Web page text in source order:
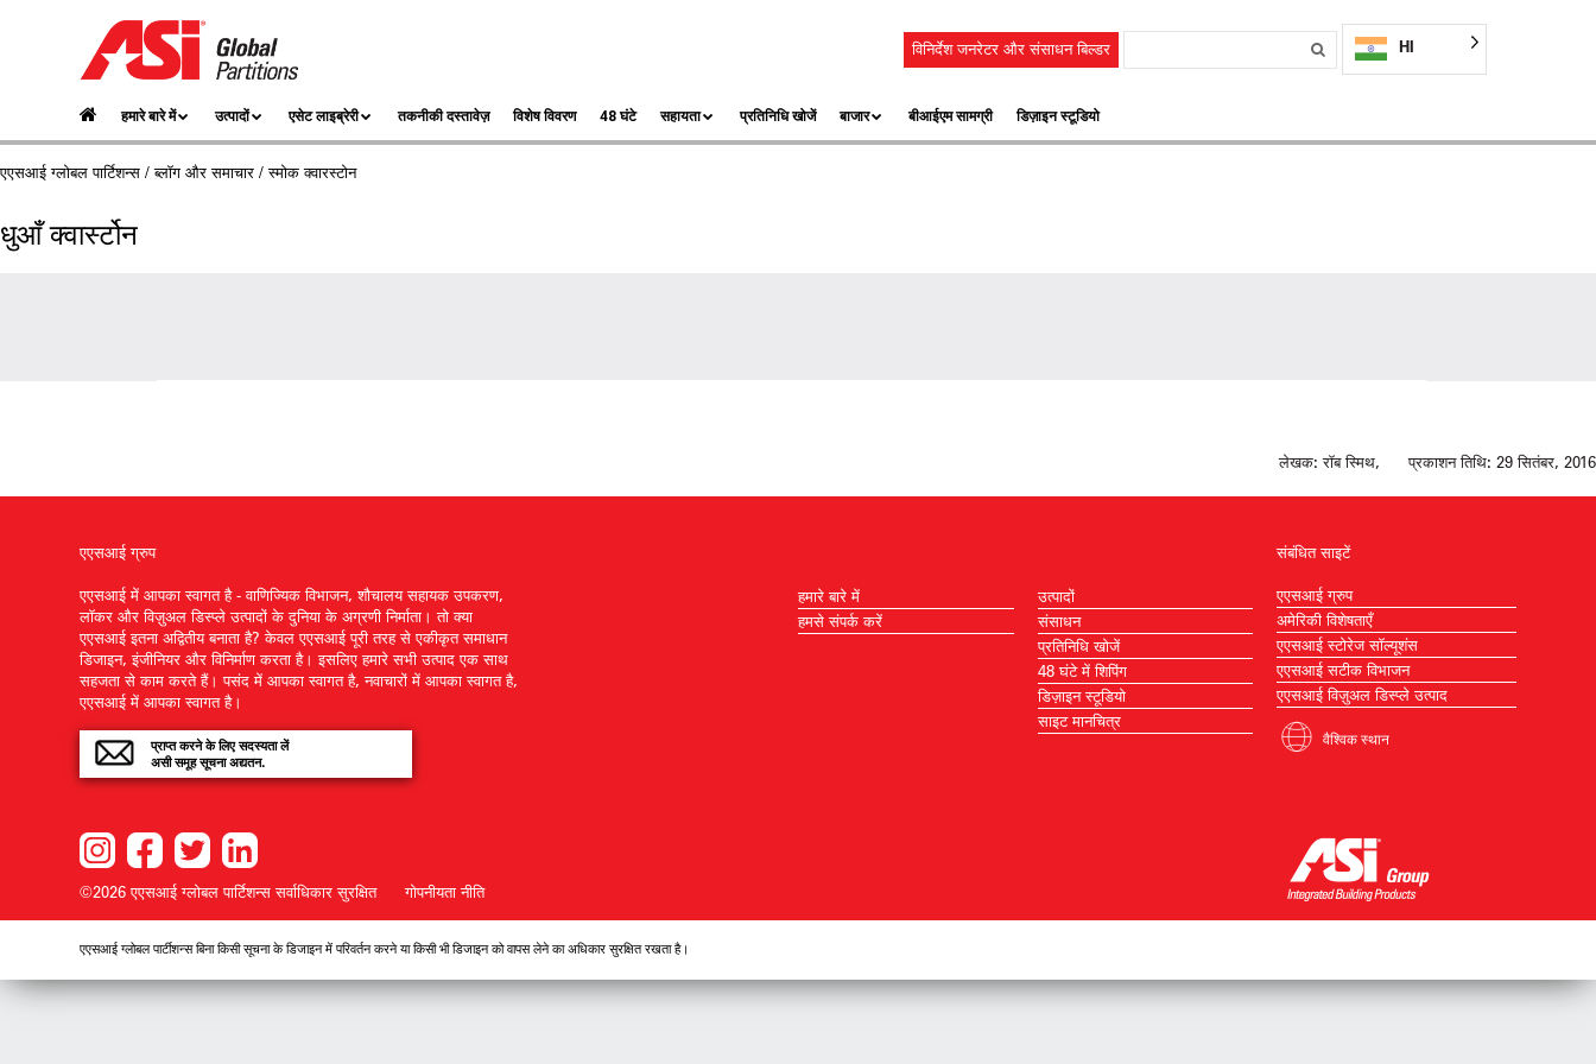
विनिर्देश जनरेटर और संसाधन बिल्डर HI
हमारे बारे में उत्पादों एसेट लाइब्रेरी तकनीकी दस्तावेज़ विशेष विवरण 48 घंटे सहायता प्रतिनिधि खोजें बाजार बीआईएम सामग्री डिज़ाइन स्टूडियो
एएसआई ग्लोबल पार्टिशन्स /ब्लॉग और समाचार / स्मोक क्वारस्टोन
धुआँ क्वार्स्टोन
लेखक: रॉब स्मिथ, प्रकाशन तिथि: 29 सितंबर, 2016
एएसआई ग्रुप
एएसआई में आपका स्वागत है - वाणिज्यिक विभाजन, शौचालय सहायक उपकरण,
लॉकर और विज़ुअल डिस्प्ले उत्पादों के दुनिया के अग्रणी निर्माता। तो क्या
एएसआई इतना अद्वितीय बनाता है? केवल एएसआई पूरी तरह से एकीकृत समाधान
डिजाइन, इंजीनियर और विनिर्माण करता है। इसलिए हमारे सभी उत्पाद एक साथ
सहजता से काम करते हैं। पसंद में आपका स्वागत है, नवाचारों में आपका स्वागत है,
एएसआई में आपका स्वागत है।
प्राप्त करने के लिए सदस्यता लें
असी समूह सूचना अद्यतन.
हमारे बारे में
हमसे संपर्क करें
उत्पादों
संसाधन
प्रतिनिधि खोजें
48 घंटे में शिपिंग
डिज़ाइन स्टूडियो
साइट मानचित्र
संबंधित साइटें
एएसआई ग्रुप
अमेरिकी विशेषताएँ
एएसआई स्टोरेज सॉल्यूशंस
एएसआई सटीक विभाजन
एएसआई विज़ुअल डिस्प्ले उत्पाद
वैश्विक स्थान
©2026 एएसआई ग्लोबल पार्टिशन्ससर्वाधिकार सुरक्षित गोपनीयता नीति
एएसआई ग्लोबल पार्टीशन्स बिना किसी सूचना के डिजाइन में परिवर्तन करने या किसी भी डिजाइन को वापस लेने का अधिकार सुरक्षित रखता है।